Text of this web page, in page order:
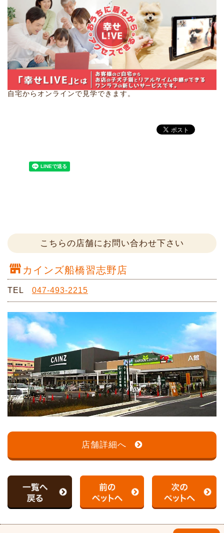
自宅からオンラインで見学できます。
こちらの店舗にお問い合わせ下さい
カインズ船橋習志野店
TEL 047-493-2215
店舗詳細へ